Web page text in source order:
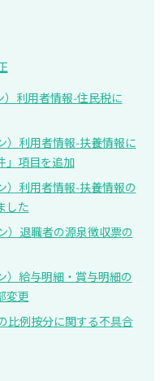
）利用者情報-住民税に
）利用者情報-扶養情報に
」項目を追加
）利用者情報-扶養情報の
した
）退職者の源泉徴収票の
）給与明細・賞与明細の
変更
比例按分に関する不具合